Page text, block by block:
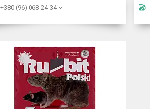
+380 (96) 068-24-34